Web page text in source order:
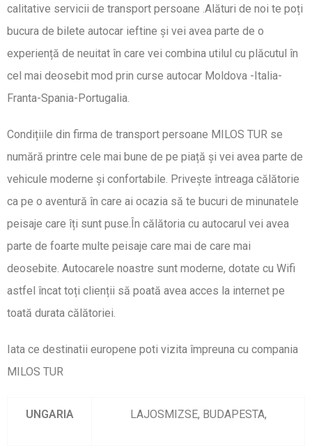
calitative servicii de transport persoane .Alături de noi te poți
bucura de bilete autocar ieftine și vei avea parte de o
experiență de neuitat în care vei combina utilul cu plăcutul în
cel mai deosebit mod prin curse autocar Moldova -Italia-
Franta-Spania-Portugalia.
Condițiile din firma de transport persoane MILOS TUR se
numără printre cele mai bune de pe piață și vei avea parte de
vehicule moderne și confortabile. Privește întreaga călătorie
ca pe o aventură în care ai ocazia să te bucuri de minunatele
peisaje care îți sunt puse.În călătoria cu autocarul vei avea
parte de foarte multe peisaje care mai de care mai
deosebite. Autocarele noastre sunt moderne, dotate cu Wifi
astfel încat toți clienții să poată avea acces la internet pe
toată durata călătoriei.
Iata ce destinatii europene poti vizita împreuna cu compania
MILOS TUR
UNGARIA LAJOSMIZSE, BUDAPESTA,